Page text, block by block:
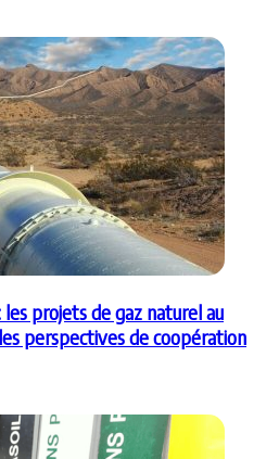
les projets de gaz naturel au
perspectives de coopération